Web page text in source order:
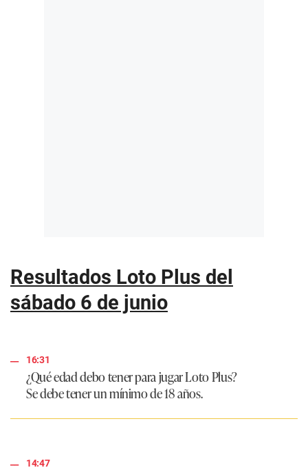
Resultados Loto Plus del
sábado 6 de junio
16:31
¿Qué edad debo tener para jugar Loto Plus?
Se debe tener un mínimo de 18 años.
14:47